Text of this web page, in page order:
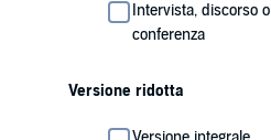
Intervista, discorso o
conferenza
Versione ridotta